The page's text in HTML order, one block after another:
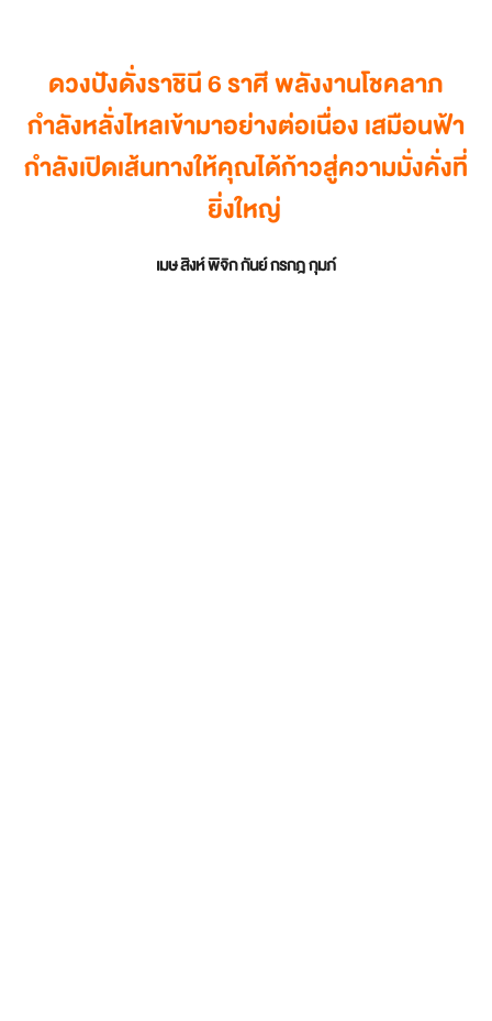
ดวงปังดั่งราชินี 6 ราศี พลังงานโชคลาภ
กำลังหลั่งไหลเข้ามาอย่างต่อเนื่อง เสมือนฟ้า
กำลังเปิดเส้นทางให้คุณได้ก้าวสู่ความมั่งคั่งที่
ยิ่งใหญ่
เมษ สิงห์ พิจิก กันย์ กรกฎ กุมภ์